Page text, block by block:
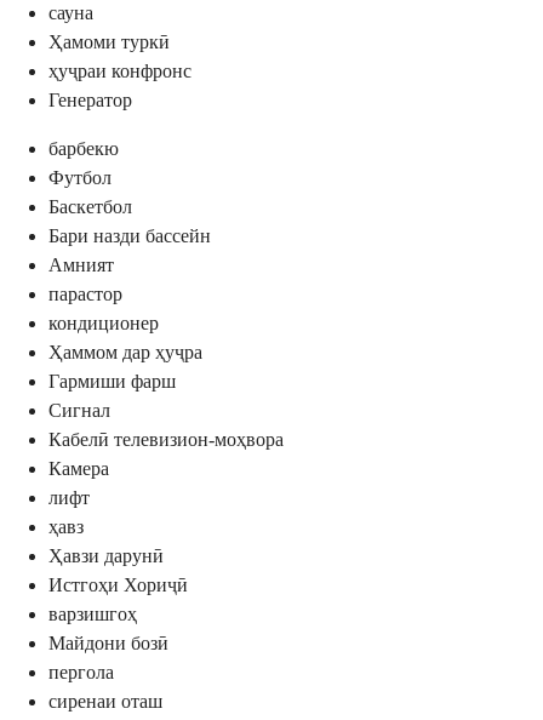
сауна
Ҳамоми туркӣ
ҳуҷраи конфронс
Генератор
барбекю
Футбол
Баскетбол
Бари назди бассейн
Амният
парастор
кондиционер
Ҳаммом дар ҳуҷра
Гармиши фарш
Сигнал
Кабелӣ телевизион-моҳвора
Камера
лифт
ҳавз
Ҳавзи дарунӣ
Истгоҳи Хориҷӣ
варзишгоҳ
Майдони бозӣ
пергола
сиренаи оташ